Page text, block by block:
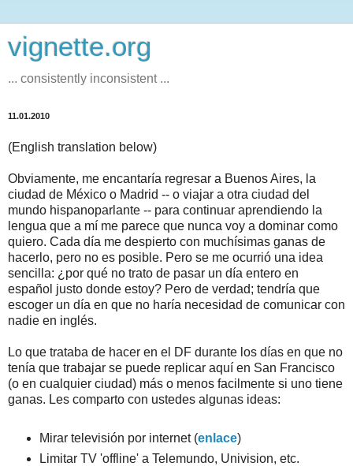
vignette.org
... consistently inconsistent ...
11.01.2010
(English translation below)
Obviamente, me encantaría regresar a Buenos Aires, la
ciudad de México o Madrid -- o viajar a otra ciudad del
mundo hispanoparlante -- para continuar aprendiendo la
lengua que a mí me parece que nunca voy a dominar como
quiero. Cada día me despierto con muchísimas ganas de
hacerlo, pero no es posible. Pero se me ocurrió una idea
sencilla: ¿por qué no trato de pasar un día entero en
español justo donde estoy? Pero de verdad; tendría que
escoger un día en que no haría necesidad de comunicar con
nadie en inglés.
Lo que trataba de hacer en el DF durante los días en que no
tenía que trabajar se puede replicar aquí en San Francisco
(o en cualquier ciudad) más o menos facilmente si uno tiene
ganas. Les comparto con ustedes algunas ideas:
Mirar televisión por internet (enlace)
Limitar TV 'offline' a Telemundo, Univision, etc.